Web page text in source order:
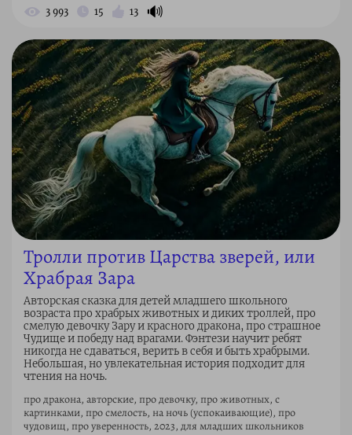
3 993 15 13 🔊
Тролли против Царства зверей, или
Храбрая Зара
Авторская сказка для детей младшего школьного
возраста про храбрых животных и диких троллей, про
смелую девочку Зару и красного дракона, про страшное
Чудище и победу над врагами. Фэнтези научит ребят
никогда не сдаваться, верить в себя и быть храбрыми.
Небольшая, но увлекательная история подходит для
чтения на ночь.
про дракона, авторские, про девочку, про животных, с
картинками, про смелость, на ночь (успокаивающие), про
чудовищ, про уверенность, 2023, для младших школьников